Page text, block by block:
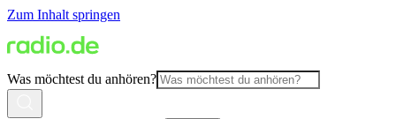
Zum Inhalt springen
Was möchtest du anhören?